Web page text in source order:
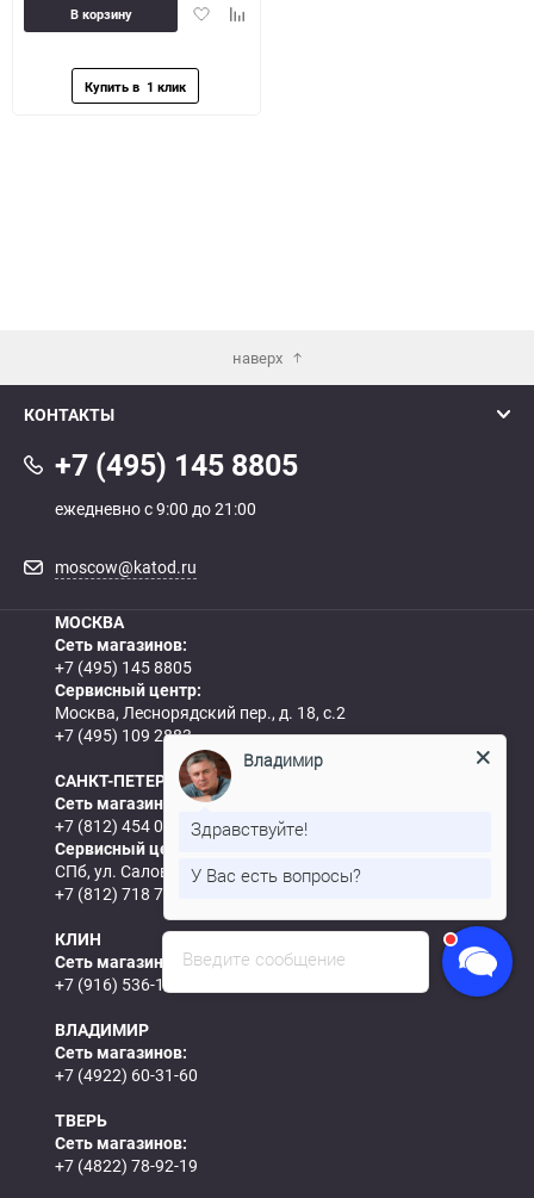
ДобавитьДобавить
В корзину
наверх
КОНТАКТЫ
+7 (495) 145 8805
ежедневно с 9:00 до 21:00
moscow@katod.ru
МОСКВА
Сеть магазинов:
+7 (495) 145 8805
Сервисный центр:
Москва, Леснорядский пер., д. 18, с.2
+7 (495) 109 2883
САНКТ-ПЕТЕРБУРГ
Сеть магазинов:
+7 (812) 454 0844
Сервисный центр:
СПб, ул. Салова, д.57, корп.5
+7 (812) 718 7693
КЛИН
Сеть магазинов:
+7 (916) 536-15-61
ВЛАДИМИР
Сеть магазинов:
+7 (4922) 60-31-60
ТВЕРЬ
Сеть магазинов:
+7 (4822) 78-92-19
Введите сообщение
Владимир
Здравствуйте!
У Вас есть вопросы?